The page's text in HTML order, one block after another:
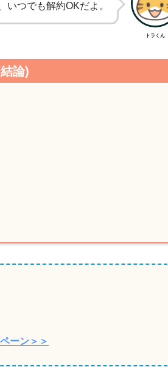
いつでも解約OKだよ。
トラくん
論)
ーン＞＞